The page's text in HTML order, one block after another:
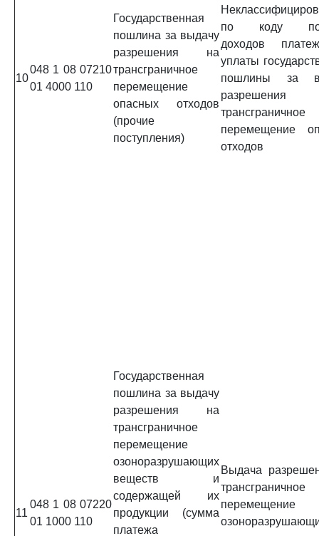
10
048 1 08 07210
01 4000 110
Государственная
пошлина за выдачу
разрешения на
трансграничное
перемещение
опасных отходов
(прочие
поступления)
по коду
доходов
уплаты
пошлины за
трансграничное
перемещение
отходов
11
048 1 08 07220
01 1000 110
Государственная
пошлина за выдачу
разрешения на
трансграничное
перемещение
озоноразрушающих
веществ и
содержащей их
продукции (сумма
платежа
Выдача
трансграничное
перемещение